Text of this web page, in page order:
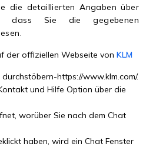
die detaillierten Angaben über
dass Sie die gegebenen
der offiziellen Webseite von KLM
https://www.klm.com/.
und Hilfe Option über die
worüber Sie nach dem Chat
haben, wird ein Chat Fenster